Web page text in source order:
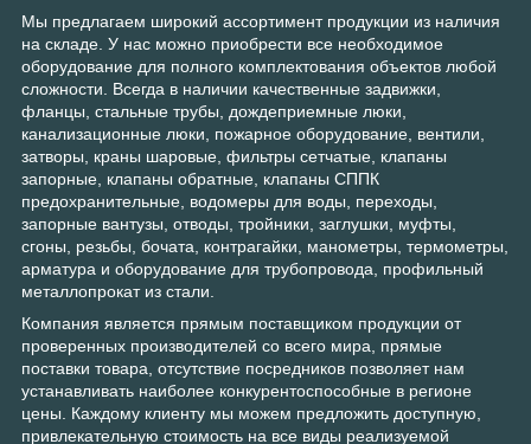
Мы предлагаем широкий ассортимент продукции из наличия
на складе. У нас можно приобрести все необходимое
оборудование для полного комплектования объектов любой
сложности. Всегда в наличии качественные задвижки,
фланцы, стальные трубы, дождеприемные люки,
канализационные люки, пожарное оборудование, вентили,
затворы, краны шаровые, фильтры сетчатые, клапаны
запорные, клапаны обратные, клапаны СППК
предохранительные, водомеры для воды, переходы,
запорные вантузы, отводы, тройники, заглушки, муфты,
сгоны, резьбы, бочата, контрагайки, манометры, термометры,
арматура и оборудование для трубопровода, профильный
металлопрокат из стали.
Компания является прямым поставщиком продукции от
проверенных производителей со всего мира, прямые
поставки товара, отсутствие посредников позволяет нам
устанавливать наиболее конкурентоспособные в регионе
цены. Каждому клиенту мы можем предложить доступную,
привлекательную стоимость на все виды реализуемой